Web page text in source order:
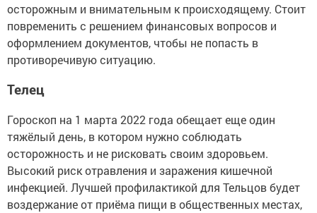
осторожным и внимательным к происходящему. Стоит
повременить с решением финансовых вопросов и
оформлением документов, чтобы не попасть в
противоречивую ситуацию.
Телец
Гороскоп на 1 марта 2022 года обещает еще один
тяжёлый день, в котором нужно соблюдать
осторожность и не рисковать своим здоровьем.
Высокий риск отравления и заражения кишечной
инфекцией. Лучшей профилактикой для Тельцов будет
воздержание от приёма пищи в общественных местах,